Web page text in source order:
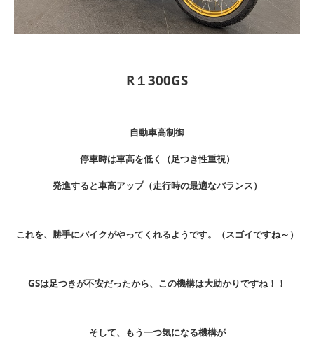
R１300GS
自動車高制御
停車時は車高を低く（足つき性重視）
発進すると車高アップ（走行時の最適なバランス）
これを、勝手にバイクがやってくれるようです。（スゴイですね～）
GSは足つきが不安だったから、この機構は大助かりですね！！
そして、もう一つ気になる機構が